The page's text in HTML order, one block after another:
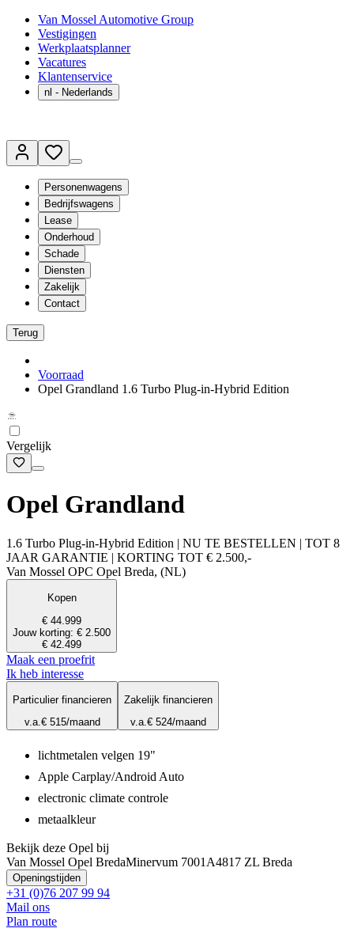
Van Mossel Automotive Group
Vestigingen
Werkplaatsplanner
Vacatures
Klantenservice
nl - Nederlands
Personenwagens
Bedrijfswagens
Lease
Onderhoud
Schade
Diensten
Zakelijk
Contact
Terug
Voorraad
Opel Grandland 1.6 Turbo Plug-in-Hybrid Edition
Vergelijk
Opel Grandland
1.6 Turbo Plug-in-Hybrid Edition | NU TE BESTELLEN | TOT 8
JAAR GARANTIE | KORTING TOT € 2.500,-
Van Mossel OPC Opel Breda, (NL)
Kopen
€ 44.999
Jouw korting: € 2.500
€ 42.499
Maak een proefrit
Ik heb interesse
Particulier financieren
v.a.€ 515/maand
Zakelijk financieren
v.a.€ 524/maand
lichtmetalen velgen 19"
Apple Carplay/Android Auto
electronic climate controle
metaalkleur
Bekijk deze Opel bij
Van Mossel Opel BredaMinervum 7001A4817 ZL Breda
Openingstijden
+31 (0)76 207 99 94
Mail ons
Plan route